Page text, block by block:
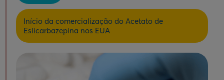
Início da comercialização do Acetato de
Eslicarbazepina nos EUA